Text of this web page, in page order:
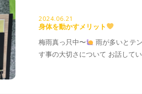
2024.06.21
身体を動かすメリット
梅雨真っ只中〜
雨が多いとテ
す事の大切さについて お話して